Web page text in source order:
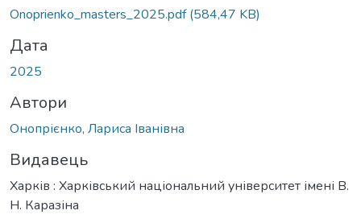
Onoprienko_masters_2025.pdf(584,47 KB)
Дата
2025
Автори
Онопрієнко, Лариса Іванівна
Видавець
Харків : Харківський національний університет імені В.
Н. Каразіна